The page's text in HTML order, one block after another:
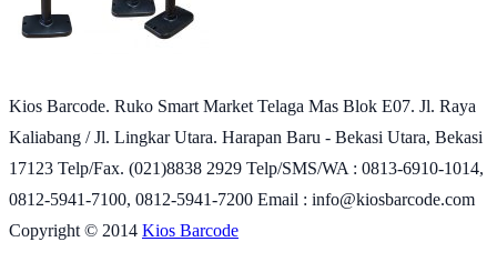
Kios Barcode. Ruko Smart Market Telaga Mas Blok E07. Jl. Raya
Kaliabang / Jl. Lingkar Utara. Harapan Baru - Bekasi Utara, Bekasi
17123 Telp/Fax. (021)8838 2929 Telp/SMS/WA : 0813-6910-1014,
0812-5941-7100, 0812-5941-7200 Email : info@kiosbarcode.com
Copyright © 2014 Kios Barcode